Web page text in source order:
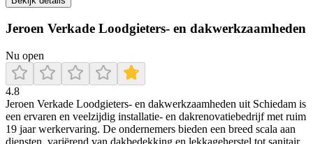
Jeroen Verkade Loodgieters- en dakwerkzaamheden
Nu open
4.8
Jeroen Verkade Loodgieters‑ en dakwerkzaamheden uit Schiedam is
een ervaren en veelzijdig installatie- en dakrenovatiebedrijf met ruim
19 jaar werkervaring. De ondernemers bieden een breed scala aan
diensten, variërend van dakbedekking en lekkageherstel tot sanitair